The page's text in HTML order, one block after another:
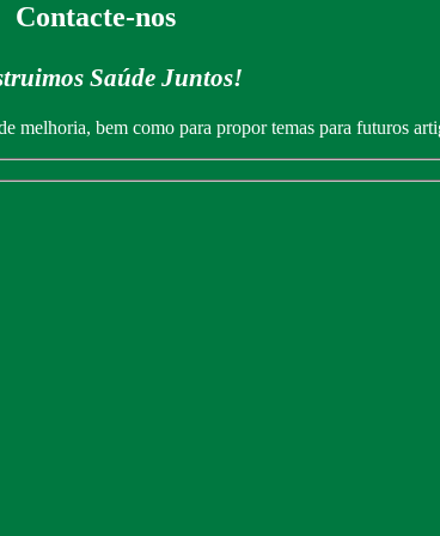
Contacte-nos
Saúde Juntos!
melhoria, bem como para propor temas para futuros